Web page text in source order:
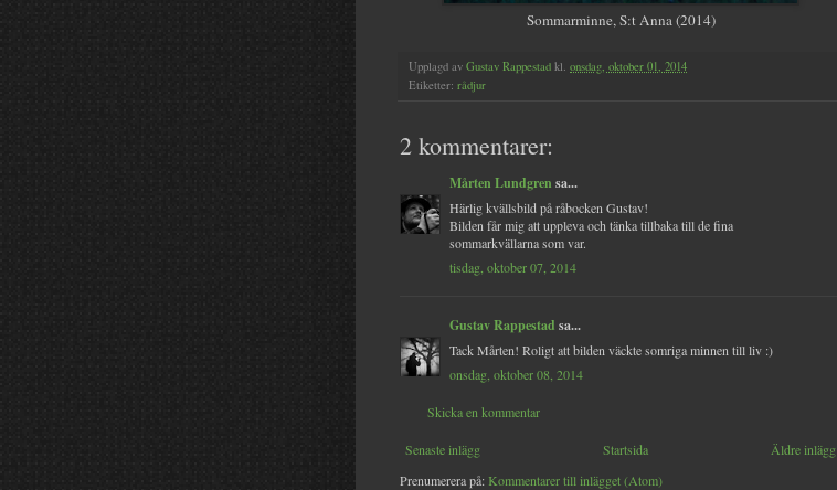
Sommarminne, S:t Anna (2014)
Upplagd av Gustav Rappestad kl. onsdag, oktober 01, 2014
Etiketter: rådjur
2 kommentarer:
Mårten Lundgren sa...
Härlig kvällsbild på råbocken Gustav!
Bilden får mig att uppleva och tänka tillbaka till de fina
sommarkvällarna som var.
tisdag, oktober 07, 2014
Gustav Rappestad sa...
Tack Mårten! Roligt att bilden väckte somriga minnen till liv :)
onsdag, oktober 08, 2014
Skicka en kommentar
Senaste inlägg Äldre inlägg
Startsida
Prenumerera på: Kommentarer till inlägget (Atom)